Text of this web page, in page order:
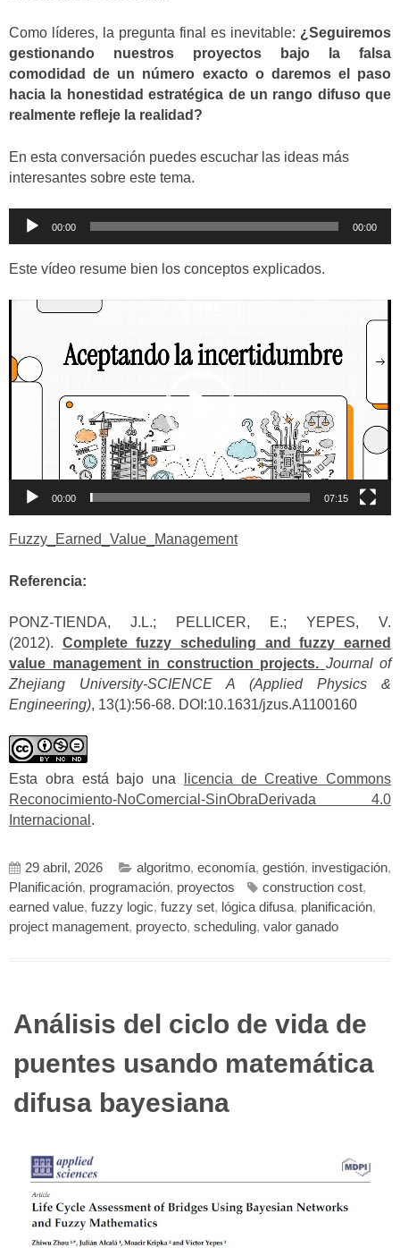
Como líderes, la pregunta final es inevitable: ¿Seguiremos
gestionando nuestros proyectos bajo la falsa
comodidad de un número exacto o daremos el paso
hacia la honestidad estratégica de un rango difuso que
realmente refleje la realidad?
En esta conversación puedes escuchar las ideas más
interesantes sobre este tema.
Reproductor
00:00 00:00
Este vídeo resume bien los conceptos explicados.
Reproductor
00:00 07:15
Fuzzy_Earned_Value_Management
Referencia:
PONZ-TIENDA, J.L.; PELLICER, E.; YEPES, V.
(2012). Complete fuzzy scheduling and fuzzy earned
value management in construction projects. Journal of
Zhejiang University-SCIENCE A (Applied Physics &
Engineering), 13(1):56-68. DOI:10.1631/jzus.A1100160
Esta obra está bajo una
licencia de Creative Commons
Reconocimiento-NoComercial-SinObraDerivada 4.0
Internacional .
29 abril, 2026 algoritmo, economía, gestión, investigación,
Planificación, programación, proyectos construction cost,
earned value, fuzzy logic, fuzzy set, lógica difusa, planificación,
project management, proyecto, scheduling, valor ganado
Análisis del ciclo de vida de
puentes usando matemática
difusa bayesiana